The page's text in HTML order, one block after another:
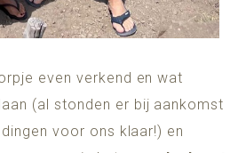
even verkend en wat
(al stonden er bij aankomst
voor ons klaar!) en